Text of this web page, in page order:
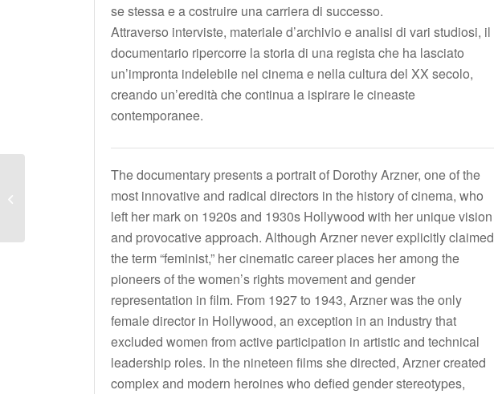
se stessa e a costruire una carriera di successo.
Attraverso interviste, materiale d’archivio e analisi di vari studiosi, il
documentario ripercorre la storia di una regista che ha lasciato
un’impronta indelebile nel cinema e nella cultura del XX secolo,
creando un’eredità che continua a ispirare le cineaste
contemporanee.
The documentary presents a portrait of Dorothy Arzner, one of the
most innovative and radical directors in the history of cinema, who
left her mark on 1920s and 1930s Hollywood with her unique vision
and provocative approach. Although Arzner never explicitly claimed
the term “feminist,” her cinematic career places her among the
pioneers of the women’s rights movement and gender
representation in film. From 1927 to 1943, Arzner was the only
female director in Hollywood, an exception in an industry that
excluded women from active participation in artistic and technical
leadership roles. In the nineteen films she directed, Arzner created
complex and modern heroines who defied gender stereotypes,
In selezione Corti...